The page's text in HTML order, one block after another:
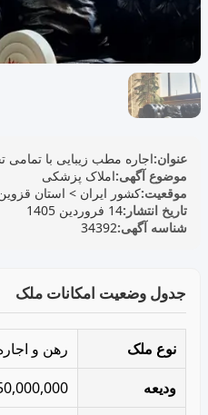
عنوان:اجاره مطب زیبایی با تمامی
موضوع آگهی:املاک پزشکی
موقعیت:کشور ایران > استان
تاریخ انتشار:14 فروردین 1405
شناسه آگهی:34392
جدول وضعیت امکانات ملک
نوع ملک
رهن و
ودیعه
50,000,000